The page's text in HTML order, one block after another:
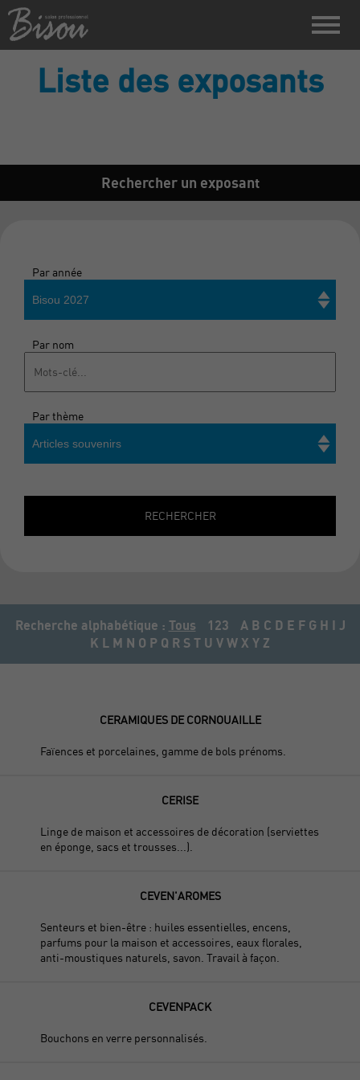
Liste des exposants
Rechercher un exposant
Par année
Bisou 2027
Par nom
Par thème
Articles souvenirs
RECHERCHER
Recherche alphabétique : Tous 123 A B C D E F G H I J
K L M N O P Q R S T U V W X Y Z
CERAMIQUES DE CORNOUAILLE
Faïences et porcelaines, gamme de bols prénoms.
CERISE
Linge de maison et accessoires de décoration (serviettes
en éponge, sacs et trousses...).
CEVEN'AROMES
Senteurs et bien-être : huiles essentielles, encens,
parfums pour la maison et accessoires, eaux florales,
anti-moustiques naturels, savon. Travail à façon.
CEVENPACK
Bouchons en verre personnalisés.